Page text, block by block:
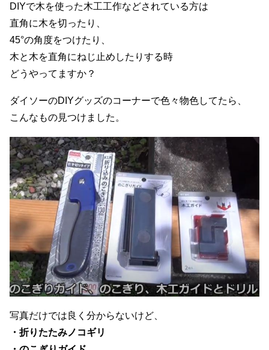
DIYで木を使った木工工作などされている方は
直角に木を切ったり、
45°の角度をつけたり、
木と木を直角にねじ止めしたりする時
どうやってますか？
ダイソーのDIYグッズのコーナーで色々物色してたら、
こんなもの見つけました。
写真だけでは良く分からないけど、
・折りたたみノコギリ